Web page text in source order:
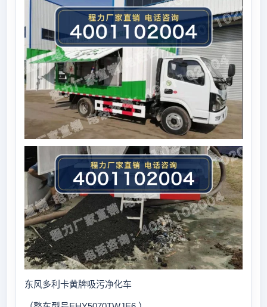
东风多利卡黄牌吸污净化车